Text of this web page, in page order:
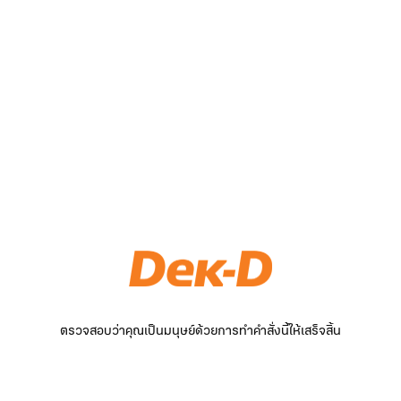
ตรวจสอบว่าคุณเป็นมนุษย์ด้วยการทำคำสั่งนี้ให้เสร็จสิ้น